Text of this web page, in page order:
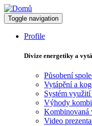
Toggle navigation
Profile
Divize energetiky a
Působení
Vytápění a
Systém
Výhody
Kombinovaná
Video